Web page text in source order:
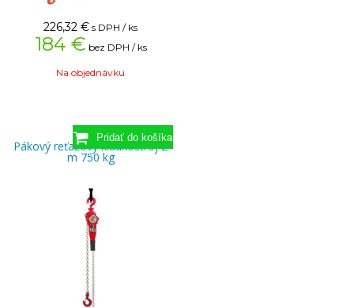
226,32 € s DPH / ks
184 € bez DPH / ks
Na objednávku
Pákový reťazový kladkostroj 2
m 750 kg